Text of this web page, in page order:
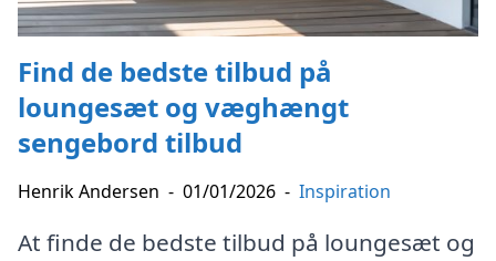
Find de bedste tilbud på
loungesæt og væghængt
sengebord tilbud
Henrik Andersen - 01/01/2026 - Inspiration
At finde de bedste tilbud på loungesæt og